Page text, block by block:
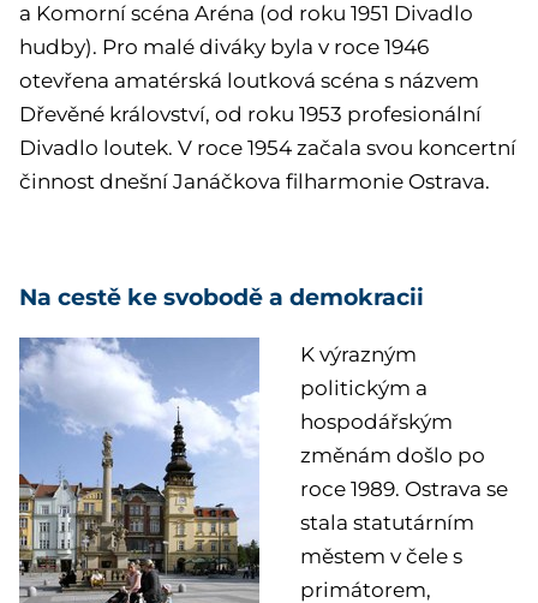
a Komorní scéna Aréna (od roku 1951 Divadlo
hudby). Pro malé diváky byla v roce 1946
otevřena amatérská loutková scéna s názvem
Dřevěné království, od roku 1953 profesionální
Divadlo loutek. V roce 1954 začala svou koncertní
činnost dnešní Janáčkova filharmonie Ostrava.
Na cestě ke svobodě a demokracii
K výrazným
politickým a
hospodářským
změnám došlo po
roce 1989. Ostrava se
stala statutárním
městem v čele s
primátorem,